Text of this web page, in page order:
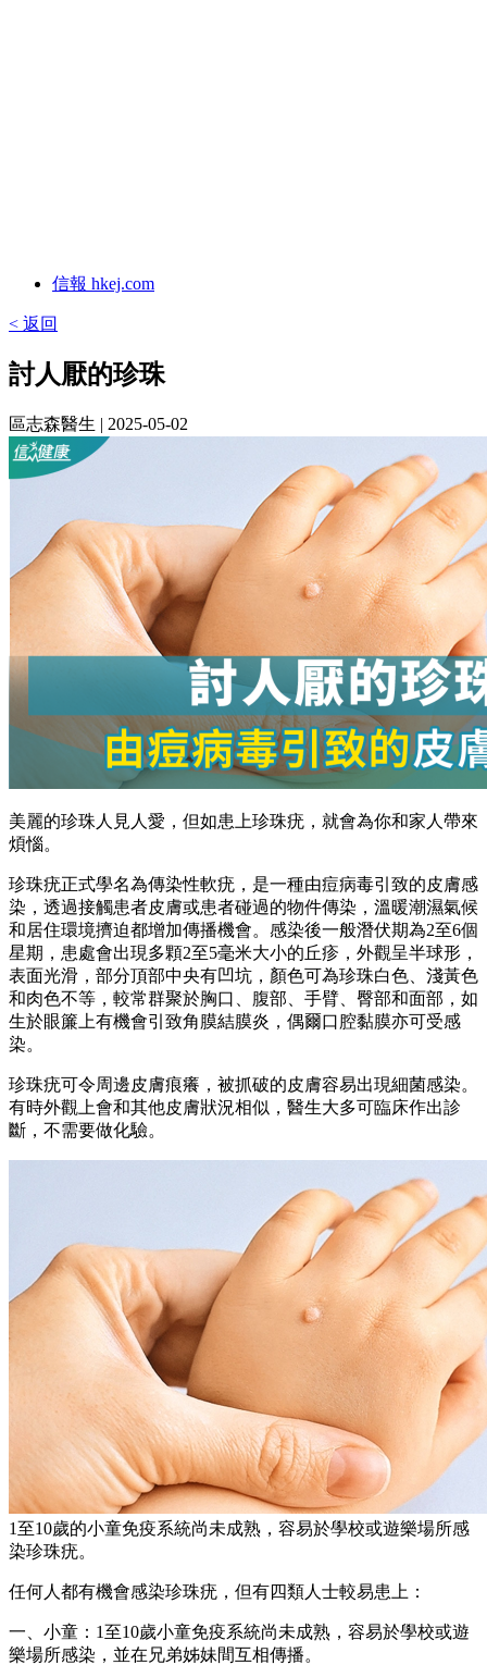
信報 hkej.com
< 返回
討人厭的珍珠
區志森醫生 | 2025-05-02
美麗的珍珠人見人愛，但如患上珍珠疣，就會為你和家人帶來
煩惱。
珍珠疣正式學名為傳染性軟疣，是一種由痘病毒引致的皮膚感
染，透過接觸患者皮膚或患者碰過的物件傳染，溫暖潮濕氣候
和居住環境擠迫都增加傳播機會。感染後一般潛伏期為2至6個
星期，患處會出現多顆2至5毫米大小的丘疹，外觀呈半球形，
表面光滑，部分頂部中央有凹坑，顏色可為珍珠白色、淺黃色
和肉色不等，較常群聚於胸口、腹部、手臂、臀部和面部，如
生於眼簾上有機會引致角膜結膜炎，偶爾口腔黏膜亦可受感
染。
珍珠疣可令周邊皮膚痕癢，被抓破的皮膚容易出現細菌感染。
有時外觀上會和其他皮膚狀況相似，醫生大多可臨床作出診
斷，不需要做化驗。
1至10歲的小童免疫系統尚未成熟，容易於學校或遊樂場所感
染珍珠疣。
任何人都有機會感染珍珠疣，但有四類人士較易患上：
一、小童：1至10歲小童免疫系統尚未成熟，容易於學校或遊
樂場所感染，並在兄弟姊妹間互相傳播。